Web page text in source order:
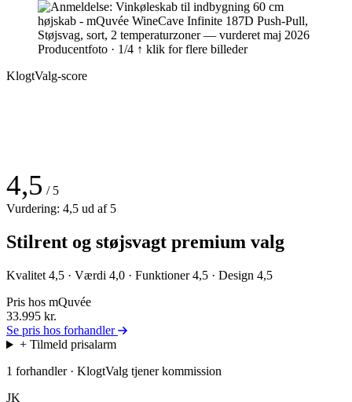
Producentfoto · 1/4 ↑ klik for flere billeder
KlogtValg-score
4,5 / 5
Vurdering: 4,5 ud af 5
Stilrent og støjsvagt premium valg
Kvalitet 4,5 · Værdi 4,0 · Funktioner 4,5 · Design 4,5
Pris hos mQuvée
33.995 kr.
Se pris hos forhandler
+ Tilmeld prisalarm
1 forhandler · KlogtValg tjener kommission
JK